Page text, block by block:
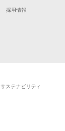
キャンペーン
新車購入
自動車保険
採用情報
サステナビリティ